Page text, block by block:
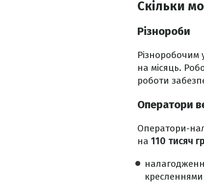
Скільки
Різнороби
Різноробочим
на місяць.
роботи
Оператори
Оператори-
на 110 тисяч